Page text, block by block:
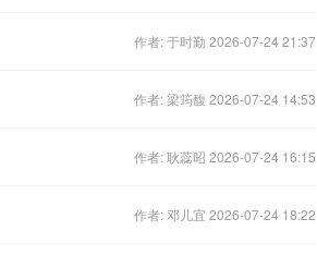
作者: 于时勤 2026-07-24 21:37
作者: 梁筠馥 2026-07-24 14:53
作者: 耿蕊昭 2026-07-24 16:15
作者: 邓儿宜 2026-07-24 18:22